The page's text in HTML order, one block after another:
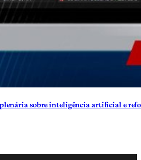
sobre inteligência artificial e